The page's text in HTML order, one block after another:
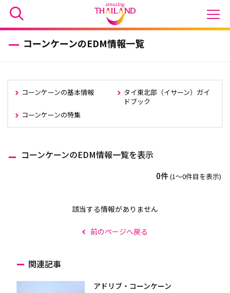
コーンケーンのEDM情報一覧
コーンケーンの基本情報
タイ東北部（イサーン）ガイ
ドブック
コーンケーンの特集
コーンケーンのEDM情報一覧を表示
0件(1〜0件目を表示)
該当する情報がありません
前のページへ戻る
関連記事
アドリブ・コーンケーン